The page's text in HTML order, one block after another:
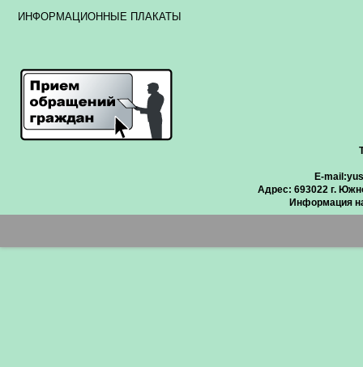
ИНФОРМАЦИОННЫЕ ПЛАКАТЫ
E-mail:
Адрес: 693022 г.
Информация